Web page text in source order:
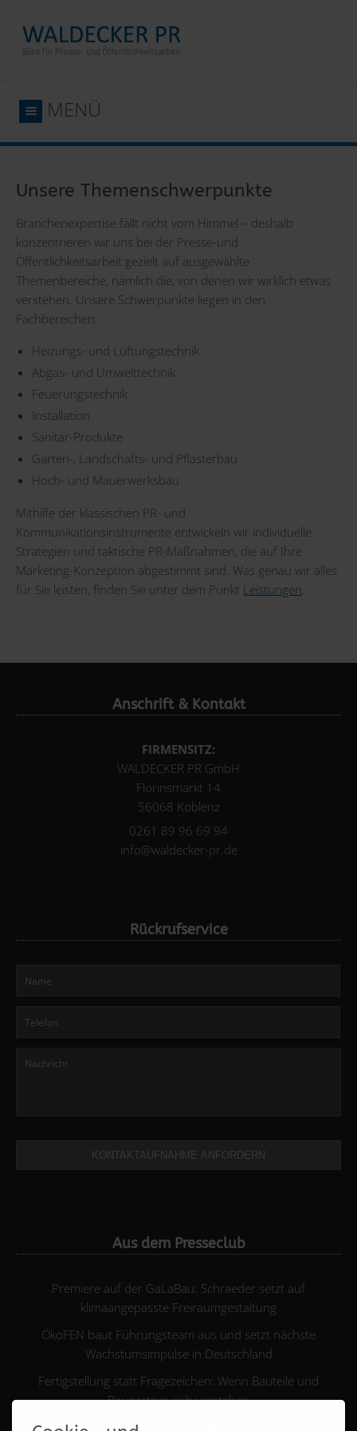
MENÜ
Unsere Themenschwerpunkte
Branchenexpertise fällt nicht vom Himmel – deshalb
konzentrieren wir uns bei der Presse-und
Öffentlichkeitsarbeit gezielt auf ausgewählte
Themenbereiche, nämlich die, von denen wir wirklich etwas
verstehen. Unsere Schwerpunkte liegen in den
Fachbereichen:
Heizungs- und Lüftungstechnik
Abgas- und Umwelttechnik
Feuerungstechnik
Installation
Sanitär-Produkte
Garten-, Landschafts- und Pflasterbau
Hoch- und Mauerwerksbau
Mithilfe der klassischen PR- und
Kommunikationsinstrumente entwickeln wir individuelle
Strategien und taktische PR-Maßnahmen, die auf Ihre
Marketing-Konzeption abgestimmt sind. Was genau wir alles
für Sie leisten, finden Sie unter dem Punkt Leistungen
Anschrift & Kontakt
FIRMENSITZ:
WALDECKER PR GmbH
Florinsmarkt 14
56068 Koblenz
0261 89 96 69 94
info@waldecker-pr.de
Rückrufservice
KONTAKTAUFNAHME ANFORDERN
Aus dem Presseclub
Premiere auf der GaLaBau: Schraeder setzt auf
klimaangepasste Freiraumgestaltung
ÖkoFEN baut Führungsteam aus und setzt nächste
Wachstumsimpulse in Deutschland
Fertigstellung statt Fragezeichen: Wenn Bauteile und
Baupartner sich verstehen
Entkopplung und sichere Kabelfixierung für